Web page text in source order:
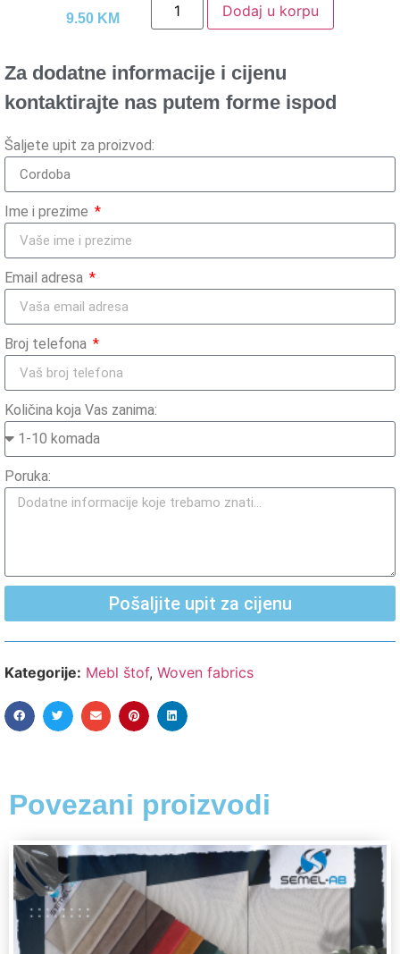
9.50 KM Dodaj u korpu
Za dodatne informacije i cijenu
kontaktirajte nas putem forme ispod
Šaljete upit za proizvod:
Ime i prezime
Email adresa
Broj telefona
Količina koja Vas zanima:
Poruka:
Pošaljite upit za cijenu
Kategorije: Mebl štof, Woven fabrics
Povezani proizvodi